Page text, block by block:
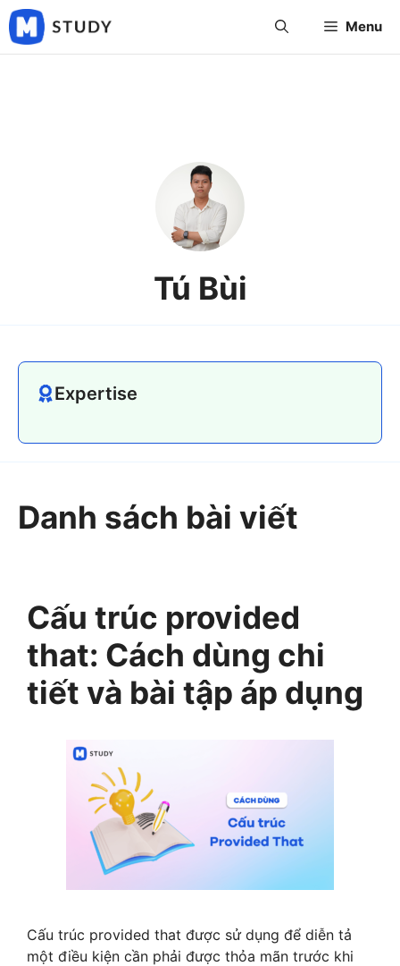
Skip
to
content
Menu
Tú Bùi
Expertise
Danh sách bài viết
Cấu trúc provided
that: Cách dùng chi
tiết và bài tập áp dụng
Cấu trúc provided that được sử dụng để diễn tả
một điều kiện cần phải được thỏa mãn trước khi